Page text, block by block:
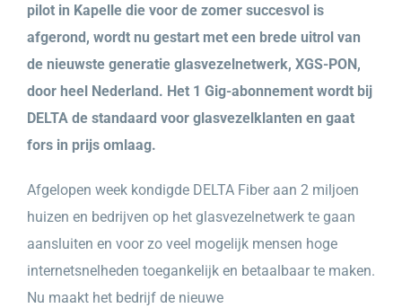
pilot in Kapelle die voor de zomer succesvol is
afgerond, wordt nu gestart met een brede uitrol van
de nieuwste generatie glasvezelnetwerk, XGS-PON,
door heel Nederland. Het 1 Gig-abonnement wordt bij
DELTA de standaard voor glasvezelklanten en gaat
fors in prijs omlaag.
Afgelopen week kondigde DELTA Fiber aan 2 miljoen
huizen en bedrijven op het glasvezelnetwerk te gaan
aansluiten en voor zo veel mogelijk mensen hoge
internetsnelheden toegankelijk en betaalbaar te maken.
Nu maakt het bedrijf de nieuwe